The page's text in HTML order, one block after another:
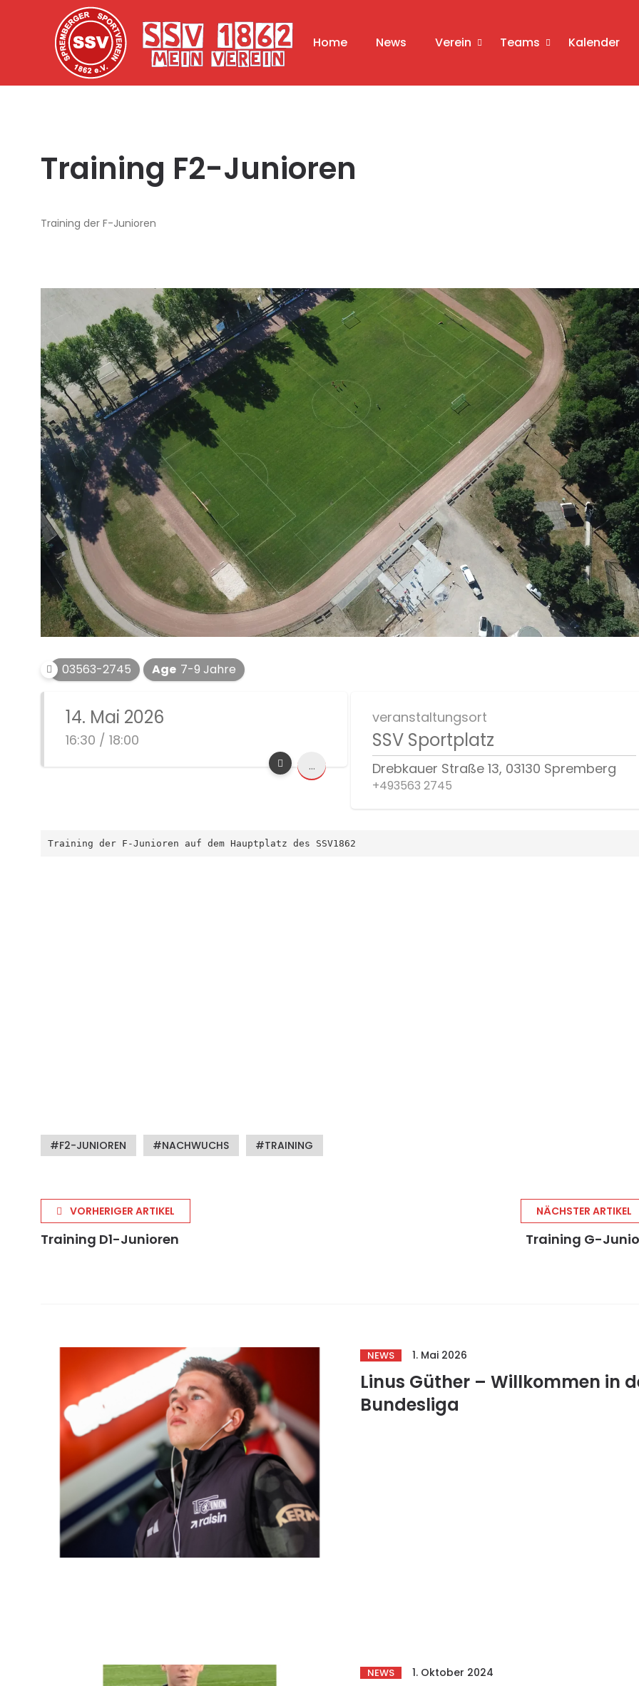
Home News Verein Teams Kalender
Training F2-Junioren
Training der F-Junioren
03563-2745 Age 7-9 Jahre
14. Mai 2026
16:30 / 18:00
...
veranstaltungsort
SSV Sportplatz
Drebkauer Straße 13, 03130 Spremberg
+493563 2745
Training der F-Junioren auf dem Hauptplatz des SSV1862
F2-JUNIOREN NACHWUCHS TRAINING
VORHERIGER ARTIKEL
Training D1-Junioren
NÄCHSTER ARTIKEL
Training G-
NEWS 1. Mai 2026
Linus Güther – Willkommen in
Bundesliga
NEWS 1. Oktober 2024